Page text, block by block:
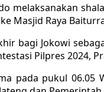
melaksanakan
Masjid Raya
bagi Jokowi
Pilpres 2024,
pada pukul